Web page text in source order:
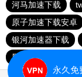
河马加速下载
原子加速下载安卓
银河加速器下载
黑洞免费加速度器
永久免